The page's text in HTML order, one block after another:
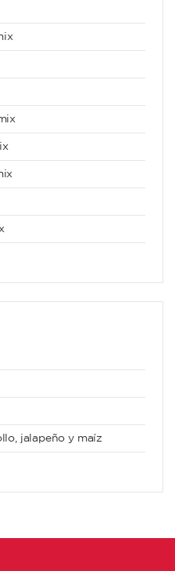
jalapeño y maíz